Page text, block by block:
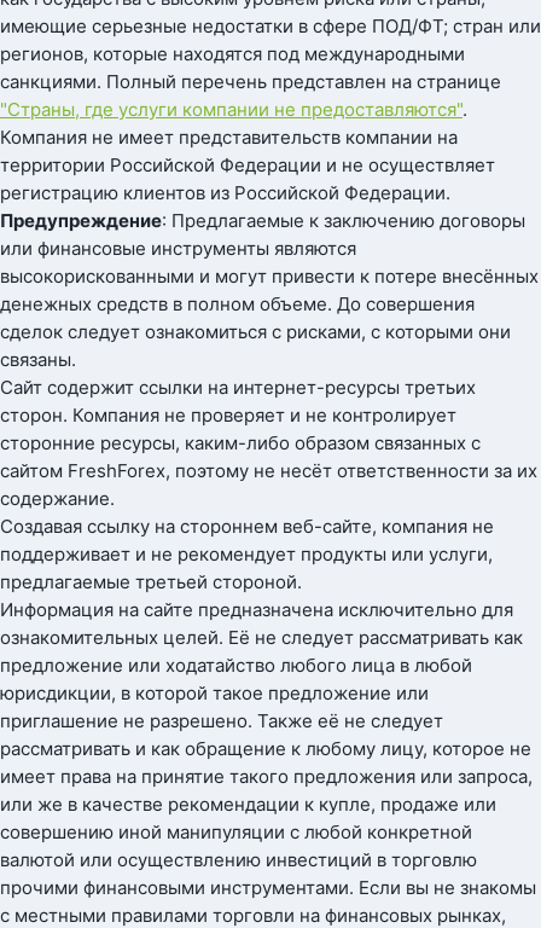
имеющие серьезные недостатки в сфере ПОД/ФТ; стран или
регионов, которые находятся под международными
санкциями. Полный перечень представлен на странице
"Страны, где услуги компании не предоставляются".
Компания не имеет представительств компании на
территории Российской Федерации и не осуществляет
регистрацию клиентов из Российской Федерации.
Предупреждение: Предлагаемые к заключению договоры
или финансовые инструменты являются
высокорискованными и могут привести к потере внесённых
денежных средств в полном объеме. До совершения
сделок следует ознакомиться с рисками, с которыми они
связаны.
Сайт содержит ссылки на интернет-ресурсы третьих
сторон. Компания не проверяет и не контролирует
сторонние ресурсы, каким-либо образом связанных с
сайтом FreshForex, поэтому не несёт ответственности за их
содержание.
Создавая ссылку на стороннем веб-сайте, компания не
поддерживает и не рекомендует продукты или услуги,
предлагаемые третьей стороной.
Информация на сайте предназначена исключительно для
ознакомительных целей. Её не следует рассматривать как
предложение или ходатайство любого лица в любой
юрисдикции, в которой такое предложение или
приглашение не разрешено. Также её не следует
рассматривать и как обращение к любому лицу, которое не
имеет права на принятие такого предложения или запроса,
или же в качестве рекомендации к купле, продаже или
совершению иной манипуляции с любой конкретной
валютой или осуществлению инвестиций в торговлю
прочими финансовыми инструментами. Если вы не знакомы
с местными правилами торговли на финансовых рынках,